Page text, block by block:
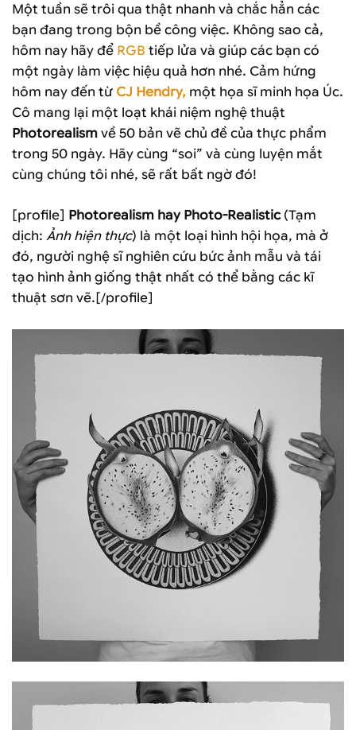
Một tuần sẽ trôi qua thật nhanh và chắc hẳn các
bạn đang trong bộn bề công việc. Không sao cả,
hôm nay hãy để RGB tiếp lửa và giúp các bạn có
một ngày làm việc hiệu quả hơn nhé. Cảm hứng
hôm nay đến từ CJ Hendry, một họa sĩ minh họa Úc.
Cô mang lại một loạt khái niệm nghệ thuật
Photorealism về 50 bản vẽ chủ đề của thực phẩm
trong 50 ngày. Hãy cùng “soi” và cùng luyện mắt
cùng chúng tôi nhé, sẽ rất bất ngờ đó!
[profile] Photorealism hay Photo-Realistic(Tạm
dịch: Ảnh hiện thực) là một loại hình hội họa, mà ở
đó, người nghệ sĩ nghiên cứu bức ảnh mẫu và tái
tạo hình ảnh giống thật nhất có thể bằng các kĩ
thuật sơn vẽ.[/profile]